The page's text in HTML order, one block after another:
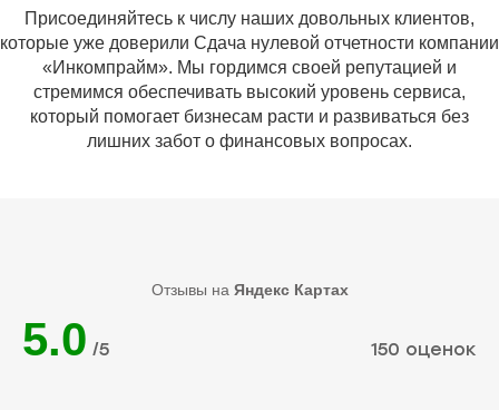
Присоединяйтесь к числу наших довольных клиентов,
которые уже доверили Сдача нулевой отчетности компании
«Инкомпрайм». Мы гордимся своей репутацией и
стремимся обеспечивать высокий уровень сервиса,
который помогает бизнесам расти и развиваться без
лишних забот о финансовых вопросах.
Отзывы на Яндекс Картах
5.0 /5 150 оценок